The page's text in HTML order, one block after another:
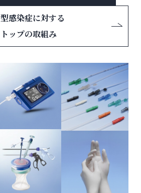
感染症に対する
トップの取組み